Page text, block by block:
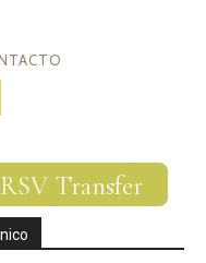
Transfer